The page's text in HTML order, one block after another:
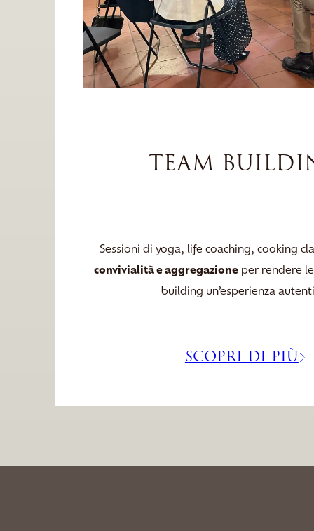
TEAM
Sessioni di yoga, life coaching, cooking
convivialità e aggregazioneper rendere
building un’esperienza
SCOPRI DI PIÙ